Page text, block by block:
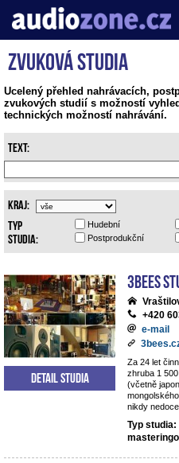
Server o digitálním zpracování zvuku
Zvuková studia
Ucelený přehled nahrávacích,
zvukových studií s možností
technických možností nahrávání.
Text:
Kraj:
Hudební
Postprodukční
Typ
studia:
3bees
+420
e-mail
Za 24 let
zhruba 1
(včetně
nikdy
Typ
Detail studia